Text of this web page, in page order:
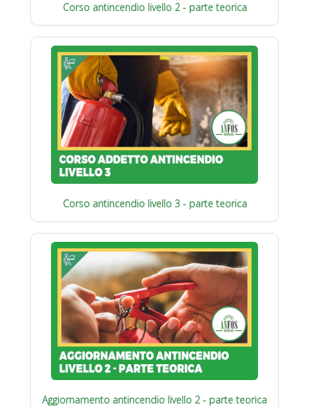
Corso antincendio livello 2 - parte teorica
Corso antincendio livello 3 - parte teorica
Aggiornamento antincendio livello 2 - parte teorica